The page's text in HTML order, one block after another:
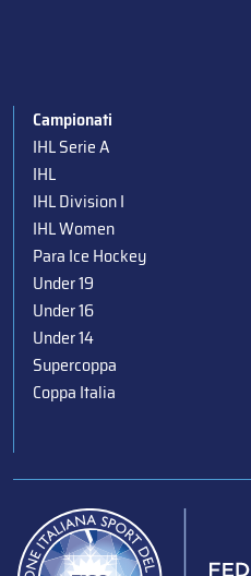
Campionati
IHL Serie A
IHL
IHL Division I
IHL Women
Para Ice Hockey
Under 19
Under 16
Under 14
Supercoppa
Coppa Italia